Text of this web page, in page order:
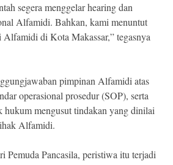
segera menggelar hearing dan
Alfamidi. Bahkan, kami menuntut
Alfamidi di Kota Makassar,” tegasnya
pimpinan Alfamidi atas
operasional prosedur (SOP), serta
hukum mengusut tindakan yang dinilai
Alfamidi.
Pemuda Pancasila, peristiwa itu terjadi